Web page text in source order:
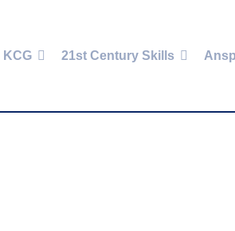
KCG 21st Century Skills